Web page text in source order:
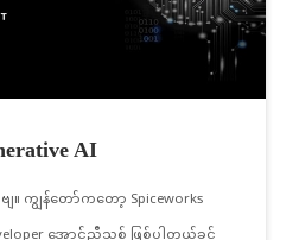
AI
ျ။ ကျွန်တော်ကတော့ Spiceworks